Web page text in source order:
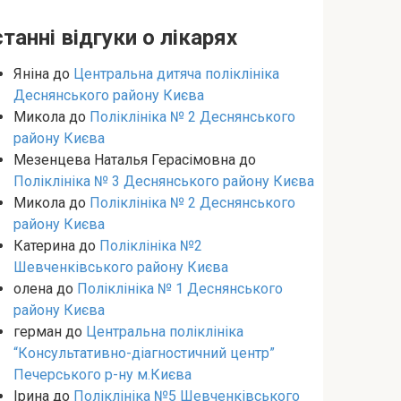
відгуки о лікарях
Янінадо Центральна дитяча поліклініка
Деснянського району Києва
Миколадо Поліклініка № 2 Деснянського
району Києва
Мезенцева Наталья Герасімовнадо
Поліклініка № 3 Деснянського району Києва
Миколадо Поліклініка № 2 Деснянського
району Києва
Катеринадо Поліклініка №2
Шевченківського району Києва
оленадо Поліклініка № 1 Деснянського
району Києва
германдо Центральна поліклініка
“Консультативно-діагностичний центр”
Печерського р-ну м.Києва
Іринадо Поліклініка №5 Шевченківського